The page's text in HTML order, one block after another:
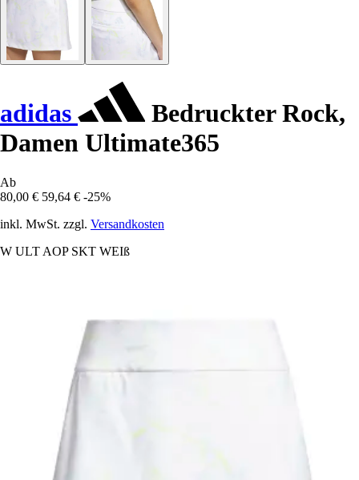
adidas
Bedruckter Rock,
Damen Ultimate365
Ab
80,00 € 59,64 € -25%
inkl. MwSt. zzgl. Versandkosten
W ULT AOP SKT WEIß